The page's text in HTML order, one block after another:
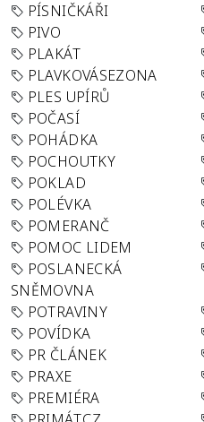
PÍSNIČKÁŘI
PIVO
PLAKÁT
PLAVKOVÁSEZONA
PLES UPÍRŮ
POČASÍ
POHÁDKA
POCHOUTKY
POKLAD
POLÉVKA
POMERANČ
POMOC LIDEM
POSLANECKÁ
SNĚMOVNA
POTRAVINY
POVÍDKA
PR ČLÁNEK
PRAXE
PREMIÉRA